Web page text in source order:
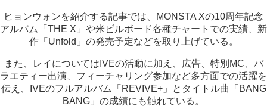
ヒョンウォンを紹介する記事では、MONSTA Xの10周年記念
アルバム「THE X」や米ビルボード各種チャートでの実績、新
作「Unfold」の発売予定などを取り上げている。
また、レイについてはIVEの活動に加え、広告、特別MC、バ
ラエティー出演、フィーチャリング参加など多方面での活躍を
伝え、IVEのフルアルバム「REVIVE+」とタイトル曲「BANG
BANG」の成績にも触れている。